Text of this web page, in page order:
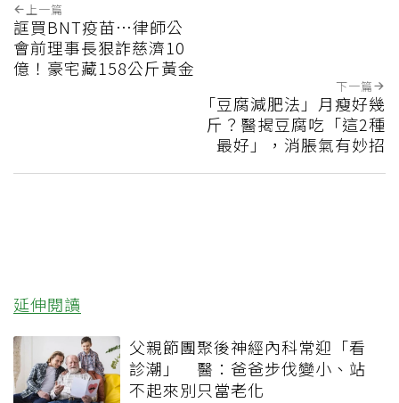
上一篇
誆買BNT疫苗…律師公
會前理事長狠詐慈濟10
億！豪宅藏158公斤黃金
下一篇
「豆腐減肥法」月瘦好幾
斤？醫揭豆腐吃「這2種
最好」，消脹氣有妙招
延伸閱讀
父親節團聚後神經內科常迎「看
診潮」 醫：爸爸步伐變小、站
不起來別只當老化